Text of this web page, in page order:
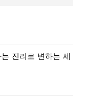
진리로 변하는 세